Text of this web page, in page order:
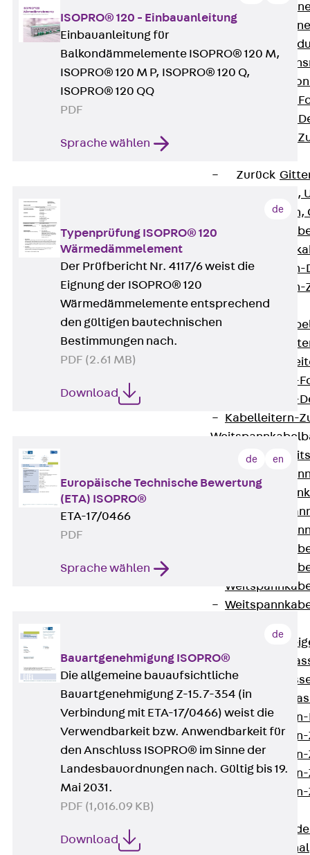
RGS
RGL
RI
RIS
Kabelrinnen-
Kabelrinnen-
Kabelrinnen-
Zurück
G Gitterbahn,
GI
GTD
GTDW
Gitterbahnen-
Kabelleitern
LGG
LGGS
Kabelleitern-
Kabelleitern-
Kabelleitern-
Zurück
WPL
WL
WPR
WLR
STU
ST
LGG
Steigetrassen-
Steigetrassen-
Steigetrassen-
BK Bodenkanal
ISOPRO® 120 - Einbauanleitung
Einbauanleitung für
Balkondämmelemente ISOPRO® 120 M,
ISOPRO® 120 M P, ISOPRO® 120 Q,
ISOPRO® 120 QQ
PDF
Sprache wählen
de
Typenprüfung ISOPRO® 120
Wärmedämmelement
Der Prüfbericht Nr. 4117/6 weist die
Eignung der ISOPRO® 120
Wärmedämmelemente entsprechend
den gültigen bautechnischen
Bestimmungen nach.
PDF (2.61 MB)
Download
de en
Europäische Technische Bewertung
(ETA) ISOPRO®
ETA-17/0466
PDF
Sprache wählen
de
Bauartgenehmigung ISOPRO®
Die allgemeine bauaufsichtliche
Bauartgenehmigung Z-15.7-354 (in
Verbindung mit ETA-17/0466) weist die
Verwendbarkeit bzw. Anwendbarkeit für
den Anschluss ISOPRO® im Sinne der
Landesbauordnungen nach. Gültig bis 19.
Mai 2031.
PDF (1,016.09 KB)
Download